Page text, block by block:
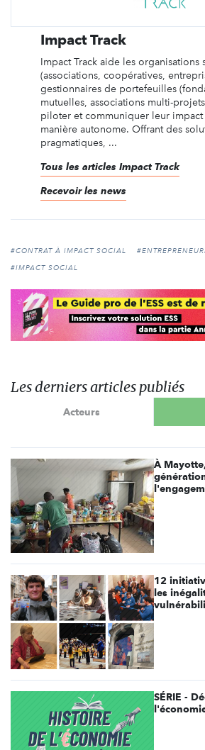
Impact Track
Impact Track aide les organisations
(associations, coopératives,
gestionnaires de portefeuilles
mutuelles, associations multi-
piloter et communiquer leur
manière autonome. Offrant des
pragmatiques, ...
Tous les articles Impact Track
Recevoir les news
#CONTRAT À IMPACT SOCIAL
#IMPACT SOCIAL
Les derniers articles publiés
Acteurs
À
12
les
SÉRIE -